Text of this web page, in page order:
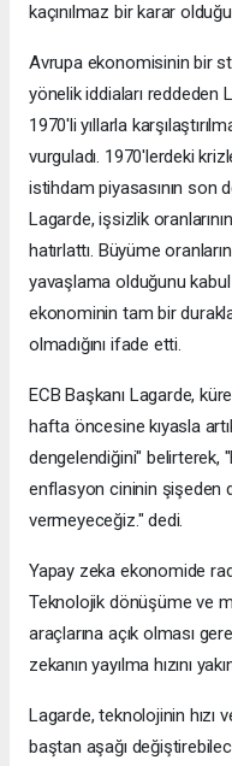
kaçınılmaz bir karar
Avrupa ekonomisinin bir
yönelik iddiaları
1970'li yıllarla
vurguladı. 1970'lerdeki
istihdam piyasasının son
Lagarde, işsizlik
hatırlattı. Büyüme
yavaşlama olduğunu
ekonominin tam bir
olmadığını ifade etti.
ECB Başkanı Lagarde,
hafta öncesine kıyasla
dengelendiğini" belirterek,
enflasyon cininin şişeden
vermeyeceğiz." dedi.
Yapay zeka ekonomide
Teknolojik dönüşüme ve
araçlarına açık olması
zekanın yayılma hızını
Lagarde, teknolojinin hızı
baştan aşağı